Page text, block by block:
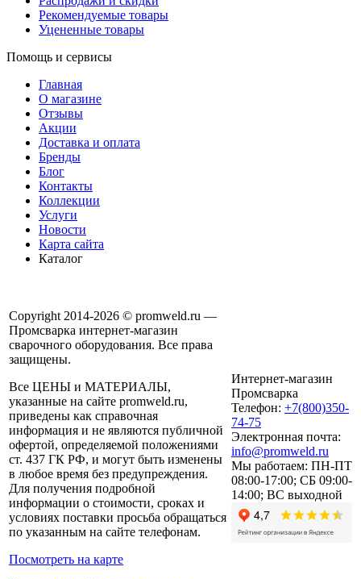
Рекомендуемые товары
Уцененные товары
Помощь и сервисы
Главная
О магазине
Отзывы
Акции
Доставка и оплата
Бренды
Блог
Контакты
Коллекции
Услуги
Новости
Карта сайта
Каталог
Copyright 2014-2026 © promweld.ru —
Промсварка интернет-магазин
сварочного оборудования. Все права
защищены.
Все ЦЕНЫ и МАТЕРИАЛЫ,
указанные на сайте promweld.ru,
приведены как справочная
информация и не являются публичной
офертой, определяемой положениями
ст. 437 ГК РФ, и могут быть изменены
в любое время без предупреждения.
Для получения подробной
информации о стоимости, сроках и
условиях поставки просьба обращаться
по указанным на сайте телефонам.
Посмотреть на карте
Интернет-магазин
Промсварка
Телефон: +7(800)350-
74-75
Электронная почта:
info@promweld.ru
Мы работаем: ПН-ПТ
08:00-17:00; СБ 09:00-
14:00; ВС выходной